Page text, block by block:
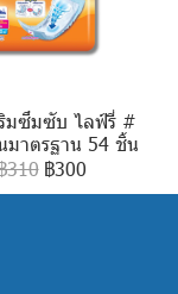
มซึมซับ ไลฟ์รี่ #
มาตรฐาน 54 ชิ้น
310 ฿300